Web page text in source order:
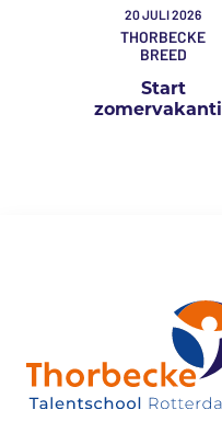
20 JULI 2026
THORBECKE
BREED
Start